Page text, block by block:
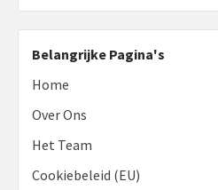
Belangrijke Pagina's
Home
Over Ons
Het Team
Cookiebeleid (EU)